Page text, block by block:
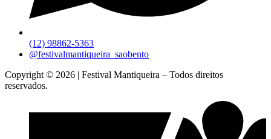
(12) 98862-5363
@festivalmantiqueira_saobento
Copyright © 2026 | Festival Mantiqueira – Todos direitos
reservados.